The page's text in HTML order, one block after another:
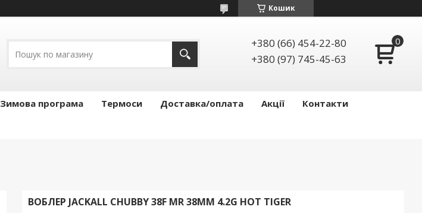
Кошик
+380 (66) 454-22-80
+380 (97) 745-45-63
Зимова програма Термоси Доставка/оплата Акції
Контакти
ВОБЛЕР JACKALL CHUBBY 38F MR 38MM 4.2G HOT TIGER